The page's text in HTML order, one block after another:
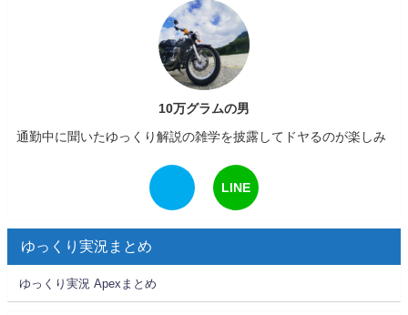
10万グラムの男
通勤中に聞いたゆっくり解説の雑学を披露してドヤるのが楽しみ
LINE
ゆっくり実況まとめ
ゆっくり実況 Apexまとめ